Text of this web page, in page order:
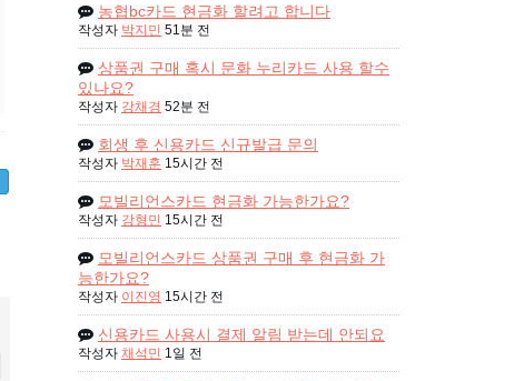
농협bc카드 현금화 할려고 합니다
작성자 박지민 51분 전
상품권 구매 혹시 문화 누리카드 사용 할수
있나요?
작성자 강채경 52분 전
회생 후 신용카드 신규발급 문의
작성자 박재훈 15시간 전
모빌리언스카드 현금화 가능한가요?
작성자 강형민 15시간 전
모빌리언스카드 상품권 구매 후 현금화 가
능한가요?
작성자 이진영 15시간 전
신용카드 사용시 결제 알림 받는데 안되요
작성자 채석민 1일 전